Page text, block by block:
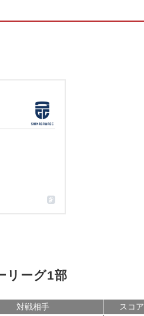
リーグ1部
対戦相手 スコア